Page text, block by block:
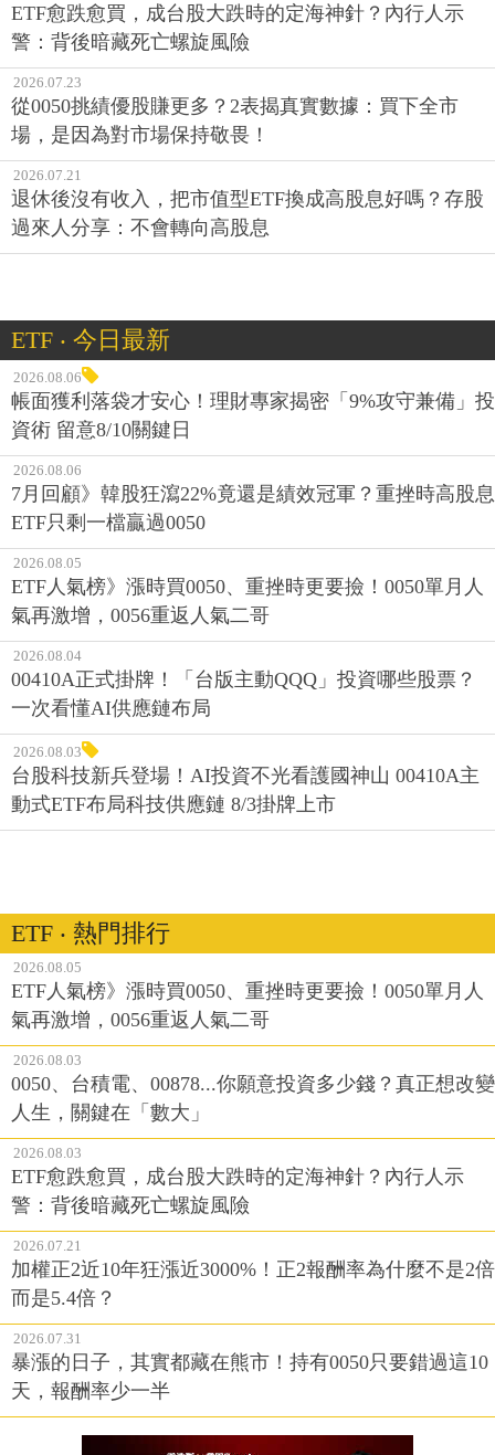
ETF愈跌愈買，成台股大跌時的定海神針？內行人示
警：背後暗藏死亡螺旋風險
2026.07.23
從0050挑績優股賺更多？2表揭真實數據：買下全市
場，是因為對市場保持敬畏！
2026.07.21
退休後沒有收入，把市值型ETF換成高股息好嗎？存股
過來人分享：不會轉向高股息
ETF ‧ 今日最新
2026.08.06
帳面獲利落袋才安心！理財專家揭密「9%攻守兼備」投
資術 留意8/10關鍵日
2026.08.06
7月回顧》韓股狂瀉22%竟還是績效冠軍？重挫時高股息
ETF只剩一檔贏過0050
2026.08.05
ETF人氣榜》漲時買0050、重挫時更要撿！0050單月人
氣再激增，0056重返人氣二哥
2026.08.04
00410A正式掛牌！「台版主動QQQ」投資哪些股票？
一次看懂AI供應鏈布局
2026.08.03
台股科技新兵登場！AI投資不光看護國神山 00410A主
動式ETF布局科技供應鏈 8/3掛牌上市
ETF ‧ 熱門排行
2026.08.05
ETF人氣榜》漲時買0050、重挫時更要撿！0050單月人
氣再激增，0056重返人氣二哥
2026.08.03
0050、台積電、00878...你願意投資多少錢？真正想改變
人生，關鍵在「數大」
2026.08.03
ETF愈跌愈買，成台股大跌時的定海神針？內行人示
警：背後暗藏死亡螺旋風險
2026.07.21
加權正2近10年狂漲近3000%！正2報酬率為什麼不是2倍
而是5.4倍？
2026.07.31
暴漲的日子，其實都藏在熊市！持有0050只要錯過這10
天，報酬率少一半